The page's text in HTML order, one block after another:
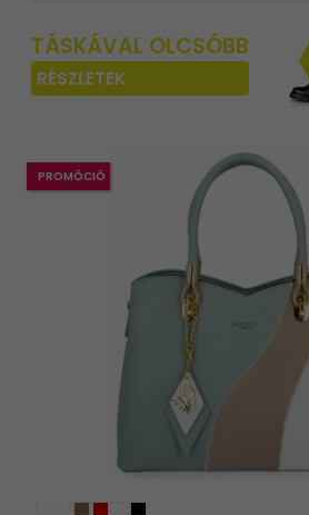
TÁSKÁVAL OLCSÓBB
RÉSZLETEK
PROMÓCIÓ